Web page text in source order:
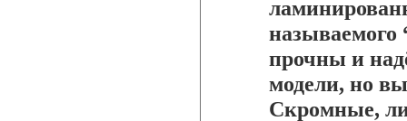
называемого
прочны и
модели, но
Скромные,